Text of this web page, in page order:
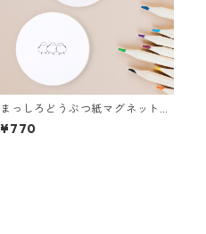
まっしろどうぶつ紙マグネット＜
全2種+ロゴ＞
¥770